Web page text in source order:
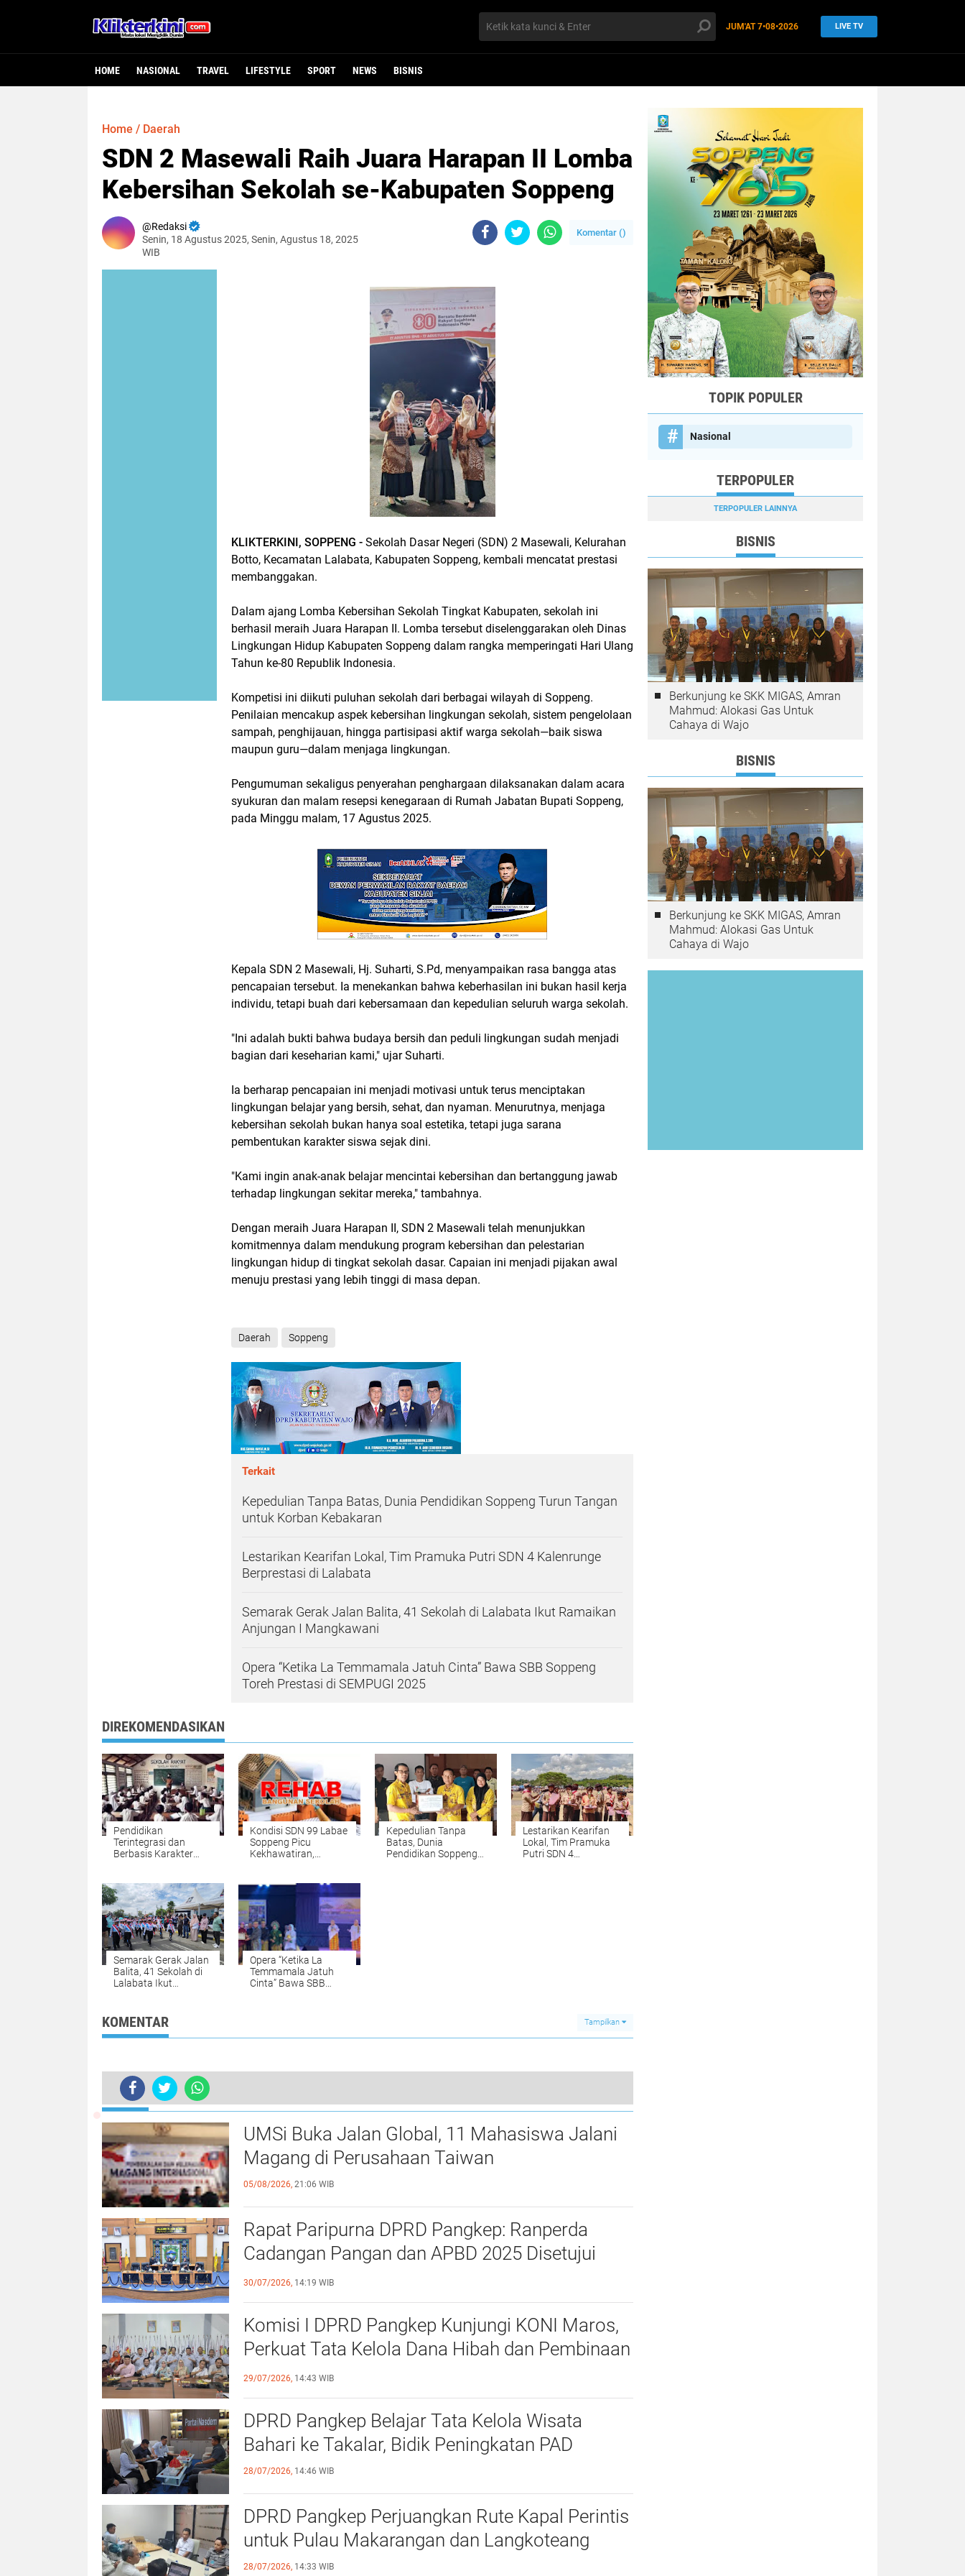
JUM'AT7•08•2026 LIVE TV
HOME NASIONAL TRAVEL LIFESTYLE SPORT NEWS BISNIS
Home / Daerah
SDN 2 Masewali Raih Juara Harapan II Lomba
Kebersihan Sekolah se-Kabupaten Soppeng
Redaksi
Senin, 18 Agustus 2025, Senin, Agustus 18, 2025
WIB
Komentar ()
KLIKTERKINI, SOPPENG - Sekolah Dasar Negeri (SDN) 2 Masewali, Kelurahan
Botto, Kecamatan Lalabata, Kabupaten Soppeng, kembali mencatat prestasi
membanggakan.
Dalam ajang Lomba Kebersihan Sekolah Tingkat Kabupaten, sekolah ini
berhasil meraih Juara Harapan II. Lomba tersebut diselenggarakan oleh Dinas
Lingkungan Hidup Kabupaten Soppeng dalam rangka memperingati Hari Ulang
Tahun ke-80 Republik Indonesia.
Kompetisi ini diikuti puluhan sekolah dari berbagai wilayah di Soppeng.
Penilaian mencakup aspek kebersihan lingkungan sekolah, sistem pengelolaan
sampah, penghijauan, hingga partisipasi aktif warga sekolah—baik siswa
maupun guru—dalam menjaga lingkungan.
Pengumuman sekaligus penyerahan penghargaan dilaksanakan dalam acara
syukuran dan malam resepsi kenegaraan di Rumah Jabatan Bupati Soppeng,
pada Minggu malam, 17 Agustus 2025.
Kepala SDN 2 Masewali, Hj. Suharti, S.Pd, menyampaikan rasa bangga atas
pencapaian tersebut. Ia menekankan bahwa keberhasilan ini bukan hasil kerja
individu, tetapi buah dari kebersamaan dan kepedulian seluruh warga sekolah.
"Ini adalah bukti bahwa budaya bersih dan peduli lingkungan sudah menjadi
bagian dari keseharian kami," ujar Suharti.
Ia berharap pencapaian ini menjadi motivasi untuk terus menciptakan
lingkungan belajar yang bersih, sehat, dan nyaman. Menurutnya, menjaga
kebersihan sekolah bukan hanya soal estetika, tetapi juga sarana
pembentukan karakter siswa sejak dini.
"Kami ingin anak-anak belajar mencintai kebersihan dan bertanggung jawab
terhadap lingkungan sekitar mereka," tambahnya.
Dengan meraih Juara Harapan II, SDN 2 Masewali telah menunjukkan
komitmennya dalam mendukung program kebersihan dan pelestarian
lingkungan hidup di tingkat sekolah dasar. Capaian ini menjadi pijakan awal
menuju prestasi yang lebih tinggi di masa depan.
Daerah Soppeng
Terkait
Kepedulian Tanpa Batas, Dunia Pendidikan Soppeng Turun Tangan
untuk Korban Kebakaran
Lestarikan Kearifan Lokal, Tim Pramuka Putri SDN 4 Kalenrunge
Berprestasi di Lalabata
Semarak Gerak Jalan Balita, 41 Sekolah di Lalabata Ikut Ramaikan
Anjungan I Mangkawani
Opera “Ketika La Temmamala Jatuh Cinta” Bawa SBB Soppeng
Toreh Prestasi di SEMPUGI 2025
DIREKOMENDASIKAN
Pendidikan
Terintegrasi dan
Berbasis Karakter
Kondisi SDN 99 Labae
Soppeng Picu
Kekhawatiran,
Dibutuhkan
Kepedulian Tanpa
Batas, Dunia
Pendidikan Soppeng
Lestarikan Kearifan
Lokal, Tim Pramuka
Putri SDN 4
Semarak Gerak Jalan
Balita, 41 Sekolah di
Lalabata Ikut
Opera “Ketika La
Temmamala Jatuh
Cinta” Bawa SBB
KOMENTAR Tampilkan
SDN 2 Masewali Raih Juara Harapan II Lomba Kebersihan Sekolah se-Kabupaten Soppeng
TERKINI
UMSi Buka Jalan Global, 11 Mahasiswa Jalani
Magang di Perusahaan Taiwan
05/08/2026, 21:06 WIB
Rapat Paripurna DPRD Pangkep: Ranperda
Cadangan Pangan dan APBD 2025 Disetujui
dengan Sejumlah Catatan
30/07/2026, 14:19 WIB
Komisi I DPRD Pangkep Kunjungi KONI Maros,
Perkuat Tata Kelola Dana Hibah dan Pembinaan
Olahraga
29/07/2026, 14:43 WIB
DPRD Pangkep Belajar Tata Kelola Wisata
Bahari ke Takalar, Bidik Peningkatan PAD
28/07/2026, 14:46 WIB
DPRD Pangkep Perjuangkan Rute Kapal Perintis
untuk Pulau Makarangan dan Langkoteang
28/07/2026, 14:33 WIB
TOPIK POPULER
Nasional
TERPOPULER
TERPOPULER LAINNYA
BISNIS
Berkunjung ke SKK MIGAS, Amran
Mahmud: Alokasi Gas Untuk
Cahaya di Wajo
BISNIS
Berkunjung ke SKK MIGAS, Amran
Mahmud: Alokasi Gas Untuk
Cahaya di Wajo